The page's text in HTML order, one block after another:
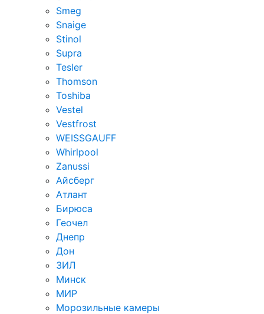
Smeg
Snaige
Stinol
Supra
Tesler
Thomson
Toshiba
Vestel
Vestfrost
WEISSGAUFF
Whirlpool
Zanussi
Айсберг
Атлант
Бирюса
Геочел
Днепр
Дон
ЗИЛ
Минск
МИР
Морозильные камеры